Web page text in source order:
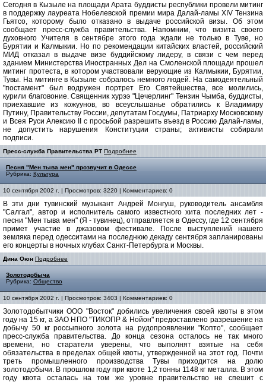
Сегодня в Кызыле на площади Арата буддисты республики провели митинг
в поддержку лауреата Нобелевской премии мира Далай-ламы XIV Тензина
Гьятсо, которому было отказано в выдаче российской визы. Об этом
сообщает пресс-служба правительства. Напомним, что визита своего
духовного Учителя в сентябре этого года ждали не только в Туве, но
Бурятии и Калмыкии. Но по рекомендации китайских властей, российский
МИД отказал в выдаче визе буддийскому лидеру, в связи с чем перед
зданием Министерства Иностранных Дел на Смоленской площади прошел
митинг протеста, в котором участвовали верующие из Калмыкии, Бурятии,
Тувы. На митинге в Кызыле собралось немного людей. На самодеятельный
"постамент" был водружен портрет Его Святейшества, все молились,
курили благовоние. Священник хурээ "Цечерлинг" Тензин Чымба, буддисты,
приехавшие из кожуунов, во всеуслышанье обратились к Владимиру
Путину, Правительству России, депутатам Госдумы, Патриарху Московскому
и Всея Руси Алексию II с просьбой разрешить въезд в Россию Далай-ламы,
не допустить нарушения Конституции страны; активисты собирали
подписи.
Пресс-служба Правительства РТ Подробнее
Песня "Мен тыва мен" прозвучит в Одессе
Рубрика: Культура
10 сентября 2002 г. | Просмотров: 3220 | Комментариев: 0
В эти дни тувинский музыкант Андрей Монгуш, руководитель ансамбля
"Салгал", автор и исполнитель самого известного хита последних лет -
песни "Мен тыва мен" (Я - тувинец), отправляется в Одессу, где 12 сентября
примет участие в джазовом фестивале. После выступлений нашего
земляка перед одесситами на последнюю декаду сентября запланированы
его концерты в ночных клубах Санкт-Петербурга и Москвы.
Дина Оюн Подробнее
Золотодобыча
Рубрика: Общество
10 сентября 2002 г. | Просмотров: 3403 | Комментариев: 0
Золотодобытчики ООО "Восток" добились увеличения своей квоты в этом
году на 15 кг, а ЗАО НПО "ТИКОПР & Нойон" предоставлено разрешение на
добычу 50 кг россыпного золота на рудопроявлении "Копто", сообщает
пресс-служба правительства. До конца сезона осталось не так много
времени, но старатели уверены, что выполнят взятые на себя
обязательства в пределах общей квоты, утвержденной на этот год. Почти
треть промышленного производства Тувы приходится на долю
золотодобычи. В прошлом году при квоте 1,2 тонны 1148 кг металла. В этом
году квота осталась на том же уровне правительство не спешит с